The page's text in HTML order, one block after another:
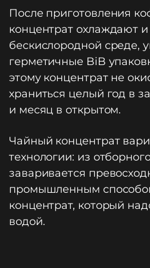
После приготовления
концентрат охлаждают и
бескислородной среде,
герметичные BiB
этому концентрат не
храниться целый год в
и месяц в открытом.
Чайный концентрат
технологии: из
заваривается
промышленным
концентрат, который
водой.